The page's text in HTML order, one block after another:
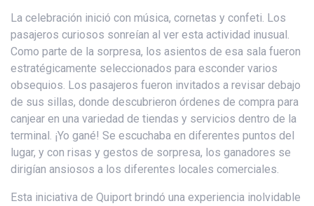
La celebración inició con música, cornetas y confeti. Los
pasajeros curiosos sonreían al ver esta actividad inusual.
Como parte de la sorpresa, los asientos de esa sala fueron
estratégicamente seleccionados para esconder varios
obsequios. Los pasajeros fueron invitados a revisar debajo
de sus sillas, donde descubrieron órdenes de compra para
canjear en una variedad de tiendas y servicios dentro de la
terminal. ¡Yo gané! Se escuchaba en diferentes puntos del
lugar, y con risas y gestos de sorpresa, los ganadores se
dirigían ansiosos a los diferentes locales comerciales.
Esta iniciativa de Quiport brindó una experiencia inolvidable